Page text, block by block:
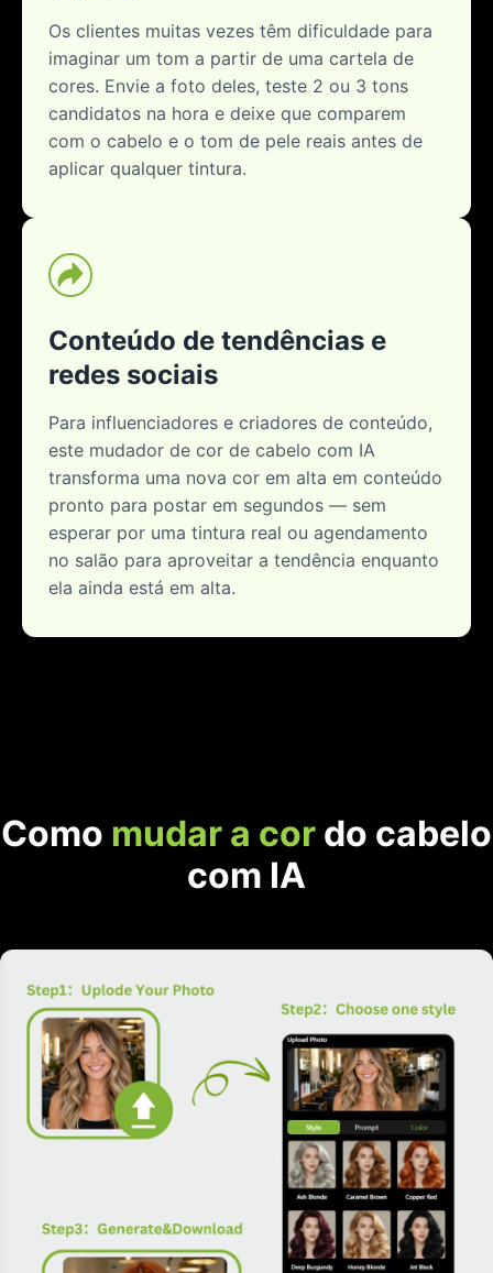
Os clientes muitas vezes têm dificuldade para
imaginar um tom a partir de uma cartela de
cores. Envie a foto deles, teste 2 ou 3 tons
candidatos na hora e deixe que comparem
com o cabelo e o tom de pele reais antes de
aplicar qualquer tintura.
Conteúdo de tendências e
redes sociais
Para influenciadores e criadores de conteúdo,
este mudador de cor de cabelo com IA
transforma uma nova cor em alta em conteúdo
pronto para postar em segundos — sem
esperar por uma tintura real ou agendamento
no salão para aproveitar a tendência enquanto
ela ainda está em alta.
Como mudar a cor do cabelo
com IA